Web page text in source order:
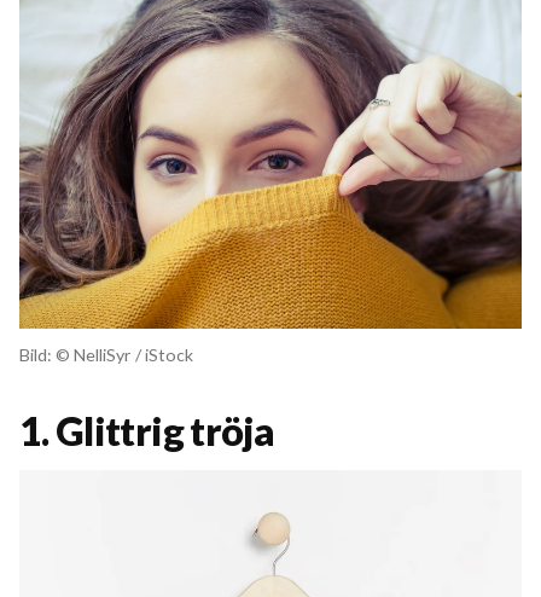
Bild: © NelliSyr / iStock
1. Glittrig tröja